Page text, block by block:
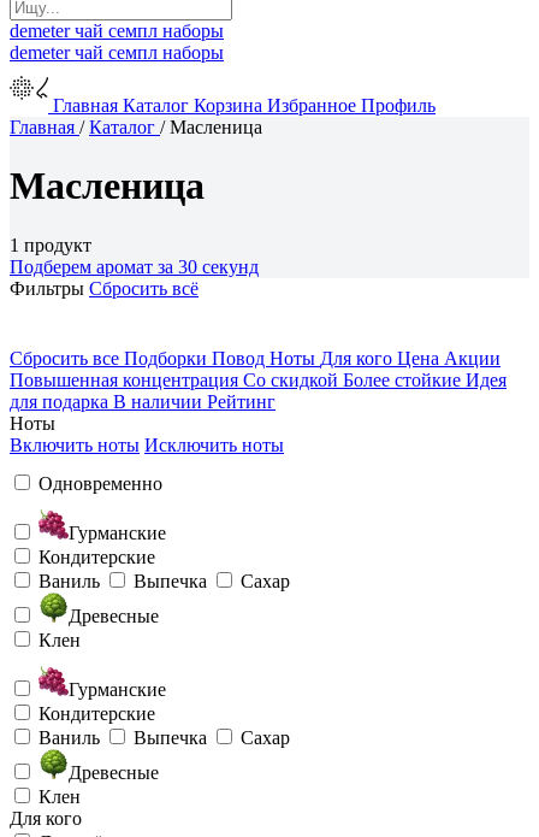
demeterчай семпл наборы
demeterчай семпл наборы
Главная Каталог Корзина Избранное Профиль
Главная /Каталог /Масленица
Масленица
1 продукт
Подберем аромат за 30 секунд
Фильтры Сбросить всё
Сбросить все Подборки Повод Ноты Для кого Цена Акции
Повышенная концентрация Со скидкой Более стойкие Идея
для подарка В наличии Рейтинг
Ноты
Включить ноты Исключить ноты
Одновременно
Гурманские
Кондитерские
Ваниль
Выпечка
Сахар
Древесные
Клен
Гурманские
Кондитерские
Ваниль
Выпечка
Сахар
Древесные
Клен
Для кого